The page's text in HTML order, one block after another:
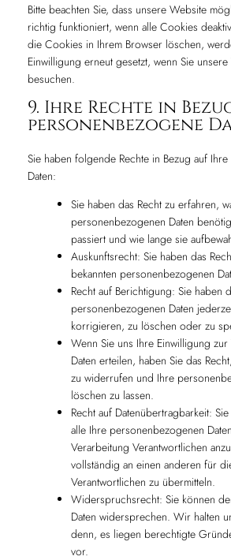
Bitte beachten Sie, dass unsere Website
richtig funktioniert, wenn alle Cookies
die Cookies in Ihrem Browser löschen,
Einwilligung erneut gesetzt, wenn Sie
besuchen.
9. Ihre Rechte in
personenbezogene
Sie haben folgende Rechte in Bezug auf
Daten:
Sie haben das Recht zu erfahren,
personenbezogenen Daten
passiert und wie lange sie
Auskunftsrecht: Sie haben das
bekannten personenbezogenen
Recht auf Berichtigung: Sie haben
personenbezogenen Daten
korrigieren, zu löschen oder zu
Wenn Sie uns Ihre Einwilligung
Daten erteilen, haben Sie das
zu widerrufen und Ihre
löschen zu lassen.
Recht auf Datenübertragbarkeit:
alle Ihre personenbezogenen
Verarbeitung Verantwortlichen
vollständig an einen anderen für
Verantwortlichen zu übermitteln.
Widerspruchsrecht: Sie können
Daten widersprechen. Wir halten
denn, es liegen berechtigte
vor.